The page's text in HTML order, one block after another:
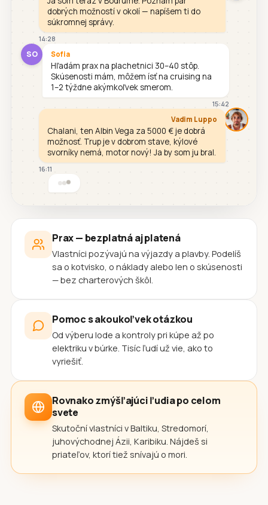
dobrých možností v okolí — napíšem ti do
súkromnej správy.
14:28
SO Sofia
Hľadám prax na plachetnici 30–40 stôp.
Skúsenosti mám, môžem ísť na cruising na
1–2 týždne akýmkoľvek smerom.
15:42
Vadim Luppo
Chalani, ten Albin Vega za 5000 € je dobrá
možnosť. Trup je v dobrom stave, kýlové
svorníky nemá, motor nový! Ja by som ju bral.
16:11
Prax — bezplatná aj platená
Vlastníci pozývajú na výjazdy a plavby. Podelíš
sa o kotvisko, o náklady alebo len o skúsenosti
— bez charterových škôl.
Pomoc s akoukoľvek otázkou
Od výberu lode a kontroly pri kúpe až po
elektriku v búrke. Tisíc ľudí už vie, ako to
vyriešiť.
Rovnako zmýšľajúci ľudia po celom
svete
Skutoční vlastníci v Baltiku, Stredomorí,
juhovýchodnej Ázii, Karibiku. Nájdeš si
priateľov, ktorí tiež snívajú o mori.